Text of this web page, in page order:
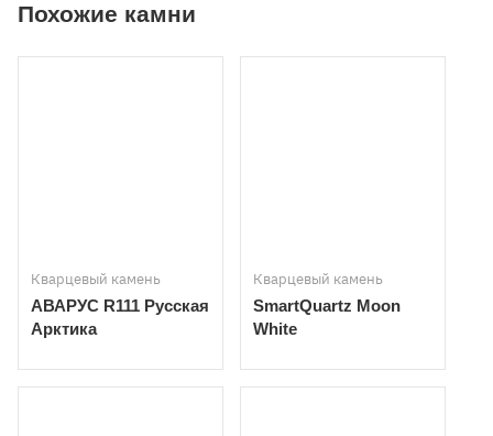
Похожие камни
Кварцевый камень
АВАРУС R111 Русская
Арктика
Кварцевый камень
SmartQuartz Moon
White